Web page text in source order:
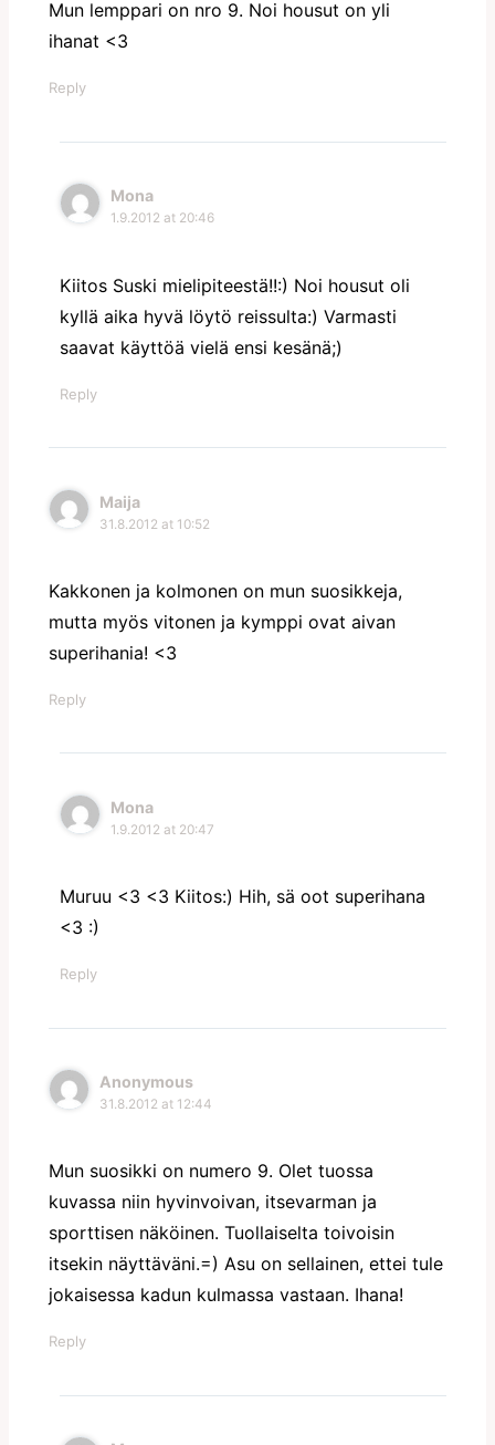
Mun lemppari on nro 9. Noi housut on yli
ihanat <3
Reply
Mona
1.9.2012 at 20:46
Kiitos Suski mielipiteestä!!:) Noi housut oli
kyllä aika hyvä löytö reissulta:) Varmasti
saavat käyttöä vielä ensi kesänä;)
Reply
Maija
31.8.2012 at 10:52
Kakkonen ja kolmonen on mun suosikkeja,
mutta myös vitonen ja kymppi ovat aivan
superihania! <3
Reply
Mona
1.9.2012 at 20:47
Muruu <3 <3 Kiitos:) Hih, sä oot superihana
<3 :)
Reply
Anonymous
31.8.2012 at 12:44
Mun suosikki on numero 9. Olet tuossa
kuvassa niin hyvinvoivan, itsevarman ja
sporttisen näköinen. Tuollaiselta toivoisin
itsekin näyttäväni.=) Asu on sellainen, ettei tule
jokaisessa kadun kulmassa vastaan. Ihana!
Reply